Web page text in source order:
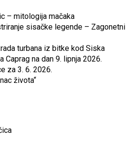
– mitologija mačaka
sisačke legende – Zagonetni
turbana iz bitke kod Siska
Caprag na dan 9. lipnja 2026.
za 3. 6. 2026.
života“